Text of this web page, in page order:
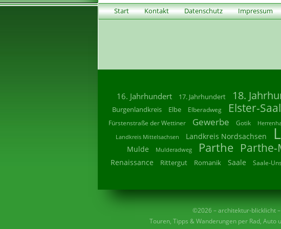
Start Kontakt Datenschutz Impressum
16. Jahrhundert 17. Jahrhundert 18.
Burgenlandkreis Elbe Elberadweg Elster-
Fürstenstraße der Wettiner Gewerbe Gotik
Landkreis Mittelsachsen Landkreis Nordsachsen
Mulde Mulderadweg Parthe
Renaissance Rittergut Romanik Saale Saale-
©2026 – architektur-blicklicht
Touren, Tipps & Wanderungen per Rad,